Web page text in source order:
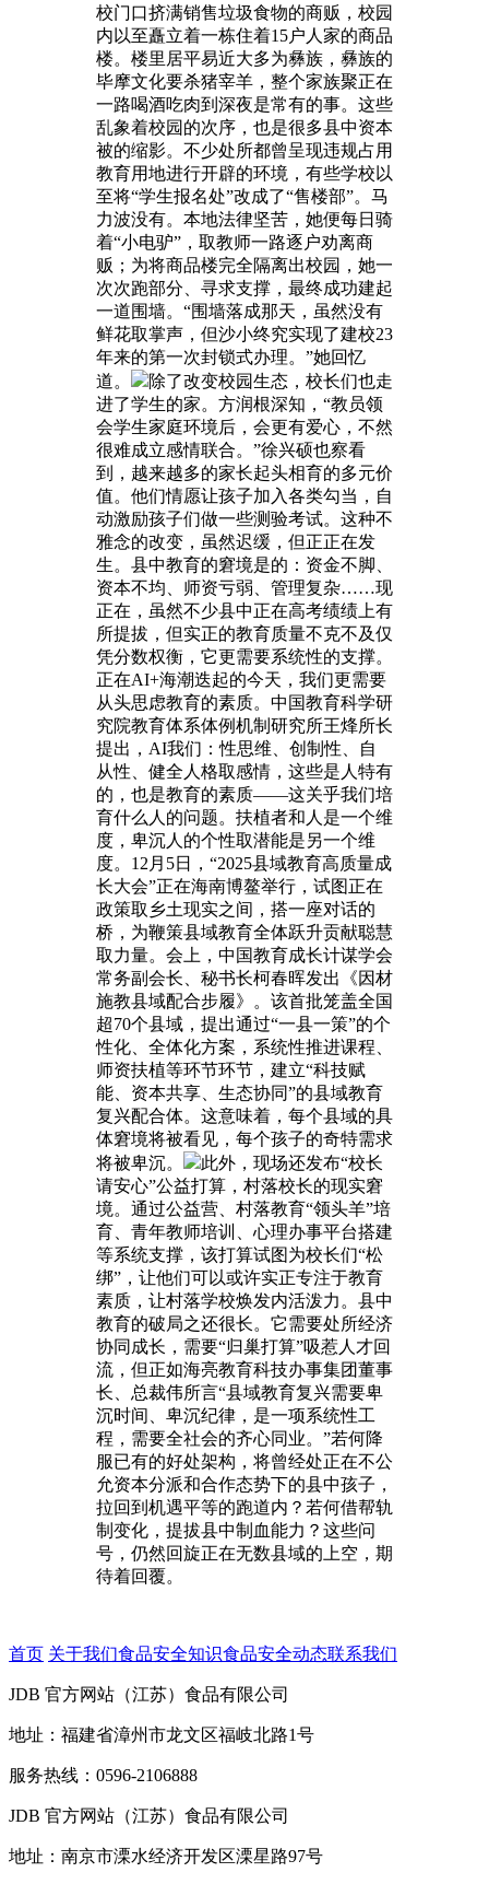
校门口挤满销售垃圾食物的商贩，校园
内以至矗立着一栋住着15户人家的商品
楼。楼里居平易近大多为彝族，彝族的
毕摩文化要杀猪宰羊，整个家族聚正在
一路喝酒吃肉到深夜是常有的事。这些
乱象着校园的次序，也是很多县中资本
被的缩影。不少处所都曾呈现违规占用
教育用地进行开辟的环境，有些学校以
至将“学生报名处”改成了“售楼部”。马
力波没有。本地法律坚苦，她便每日骑
着“小电驴”，取教师一路逐户劝离商
贩；为将商品楼完全隔离出校园，她一
次次跑部分、寻求支撑，最终成功建起
一道围墙。“围墙落成那天，虽然没有
鲜花取掌声，但沙小终究实现了建校23
年来的第一次封锁式办理。”她回忆
道。
除了改变校园生态，校长们也走
进了学生的家。方润根深知，“教员领
会学生家庭环境后，会更有爱心，不然
很难成立感情联合。”徐兴硕也察看
到，越来越多的家长起头相育的多元价
值。他们情愿让孩子加入各类勾当，自
动激励孩子们做一些测验考试。这种不
雅念的改变，虽然迟缓，但正正在发
生。县中教育的窘境是的：资金不脚、
资本不均、师资亏弱、管理复杂……现
正在，虽然不少县中正在高考绩绩上有
所提拔，但实正的教育质量不克不及仅
凭分数权衡，它更需要系统性的支撑。
正在AI+海潮迭起的今天，我们更需要
从头思虑教育的素质。中国教育科学研
究院教育体系体例机制研究所王烽所长
提出，AI我们：性思维、创制性、自
从性、健全人格取感情，这些是人特有
的，也是教育的素质——这关乎我们培
育什么人的问题。扶植者和人是一个维
度，卑沉人的个性取潜能是另一个维
度。12月5日，“2025县域教育高质量成
长大会”正在海南博鳌举行，试图正在
政策取乡土现实之间，搭一座对话的
桥，为鞭策县域教育全体跃升贡献聪慧
取力量。会上，中国教育成长计谋学会
常务副会长、秘书长柯春晖发出《因材
施教县域配合步履》。该首批笼盖全国
超70个县域，提出通过“一县一策”的个
性化、全体化方案，系统性推进课程、
师资扶植等环节环节，建立“科技赋
能、资本共享、生态协同”的县域教育
复兴配合体。这意味着，每个县域的具
体窘境将被看见，每个孩子的奇特需求
将被卑沉。
此外，现场还发布“校长
请安心”公益打算，村落校长的现实窘
境。通过公益营、村落教育“领头羊”培
育、青年教师培训、心理办事平台搭建
等系统支撑，该打算试图为校长们“松
绑”，让他们可以或许实正专注于教育
素质，让村落学校焕发内活泼力。县中
教育的破局之还很长。它需要处所经济
协同成长，需要“归巢打算”吸惹人才回
流，但正如海亮教育科技办事集团董事
长、总裁伟所言“县域教育复兴需要卑
沉时间、卑沉纪律，是一项系统性工
程，需要全社会的齐心同业。”若何降
服已有的好处架构，将曾经处正在不公
允资本分派和合作态势下的县中孩子，
拉回到机遇平等的跑道内？若何借帮轨
制变化，提拔县中制血能力？这些问
号，仍然回旋正在无数县域的上空，期
待着回覆。
首页 关于我们食品安全知识食品安全动态联系我们
JDB 官方网站（江苏）食品有限公司
地址：福建省漳州市龙文区福岐北路1号
服务热线：0596-2106888
JDB 官方网站（江苏）食品有限公司
地址：南京市溧水经济开发区溧星路97号